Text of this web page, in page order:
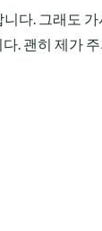
다. 그래도
. 괜히 제가